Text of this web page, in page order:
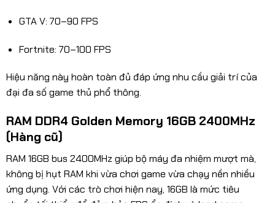
GTA V: 70–90 FPS
Fortnite: 70–100 FPS
Hiệu năng này hoàn toàn đủ đáp ứng nhu cầu giải trí của
đại đa số game thủ phổ thông.
RAM DDR4 Golden Memory 16GB 2400MHz
(Hàng cũ)
RAM 16GB bus 2400MHz giúp bộ máy đa nhiệm mượt mà,
không bị hụt RAM khi vừa chơi game vừa chạy nền nhiều
ứng dụng. Với các trò chơi hiện nay, 16GB là mức tiêu